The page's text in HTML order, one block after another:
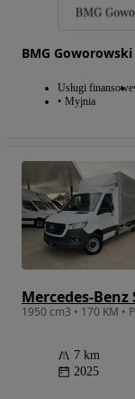
BMG Goworowski
Usługi finansowe
Myjnia
Mercedes-
7 km
2025